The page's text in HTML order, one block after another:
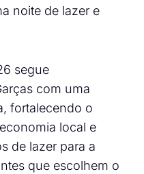
noite de lazer e
segue
com uma
fortalecendo o
local e
de lazer para a
que escolhem o